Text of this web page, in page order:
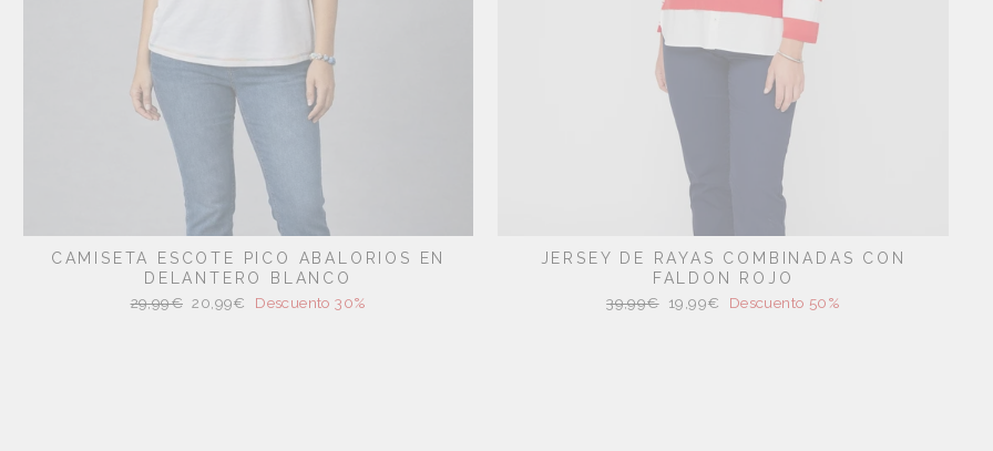
CAMISETA ESCOTE PICO ABALORIOS EN
DELANTERO BLANCO
Precio
29,99€ Precio
20,99€ Descuento 30%
JERSEY DE RAYAS COMBINADAS CON
FALDON ROJO
Precio
39,99€ Precio
19,99€ Descuento 50%